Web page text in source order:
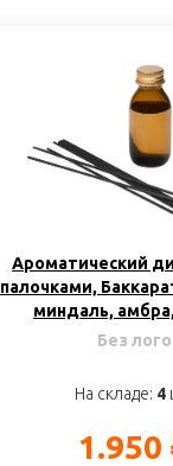
Ароматический
палочками,
миндаль,
Без лого
На складе: 4
1.950